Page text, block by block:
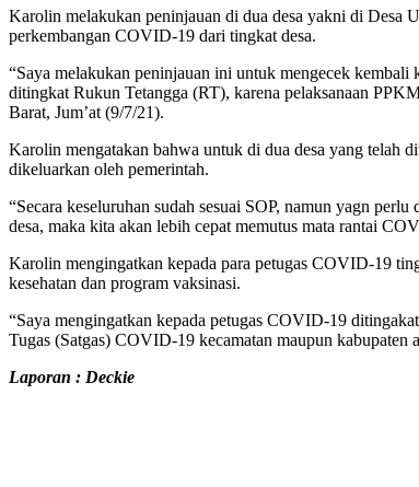
Karolin melakukan peninjauan di dua desa yakni di Desa
perkembangan COVID-19 dari tingkat desa.
“Saya melakukan peninjauan ini untuk mengecek
ditingkat Rukun Tetangga (RT), karena pelaksanaan
Barat, Jum’at (9/7/21).
Karolin mengatakan bahwa untuk di dua desa yang telah
dikeluarkan oleh pemerintah.
“Secara keseluruhan sudah sesuai SOP, namun yagn
desa, maka kita akan lebih cepat memutus mata rantai
Karolin mengingatkan kepada para petugas COVID-19
kesehatan dan program vaksinasi.
“Saya mengingatkan kepada petugas COVID-19
Tugas (Satgas) COVID-19 kecamatan maupun
Laporan : Deckie